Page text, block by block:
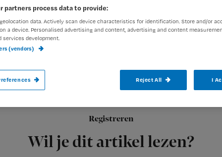
Registreren
Wil je dit artikel lezen?
Vrouwen die binnen vijf jaar na het
hormoontherapie lopen aanzienlijk
vrouwen die hier later mee starten.
partners process data to provide:
data. Actively scan device characteristics for identification. Store and/or
a device. Personalised advertising and content, advertising and content
services development.
(vendors)
Reject All I